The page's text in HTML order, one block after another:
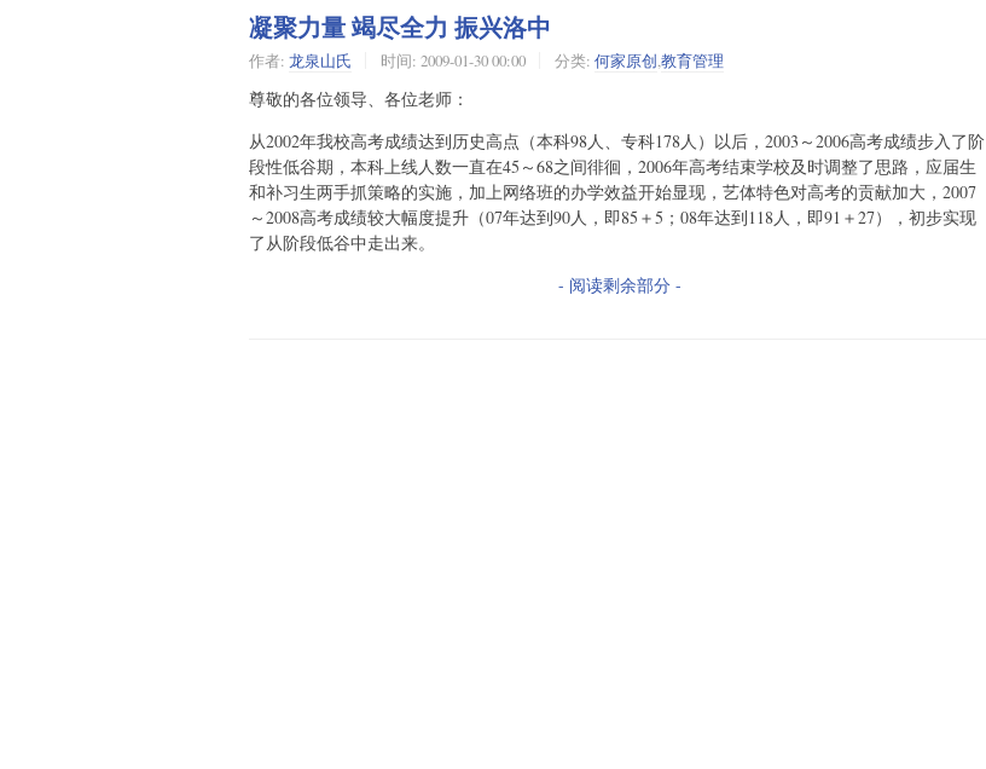
凝聚力量 竭尽全力 振兴洛中
作者: 龙泉山氏 时间: 2009-01-30 00:00 分类: 何家原创,教育管理
尊敬的各位领导、各位老师：
从2002年我校高考成绩达到历史高点（本科98人、专科178人）以后，2003～2006高考成绩步入了阶
段性低谷期，本科上线人数一直在45～68之间徘徊，2006年高考结束学校及时调整了思路，应届生
和补习生两手抓策略的实施，加上网络班的办学效益开始显现，艺体特色对高考的贡献加大，2007
～2008高考成绩较大幅度提升（07年达到90人，即85＋5；08年达到118人，即91＋27），初步实现
了从阶段低谷中走出来。
- 阅读剩余部分 -